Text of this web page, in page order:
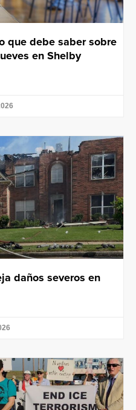
que debe saber sobre
en Shelby
daños severos en